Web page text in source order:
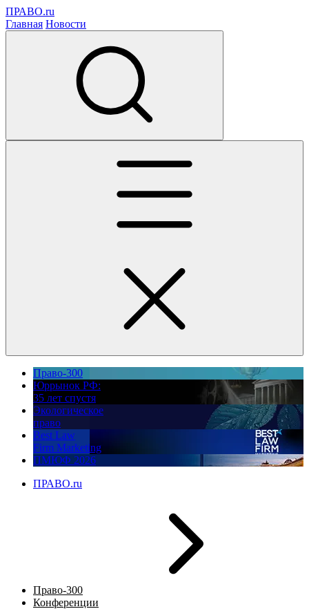
ПРАВО.ru
Главная Новости
Право-300
Юррынок РФ:
35 лет спустя
Экологическое
право
Best Law
Firm Marketing
ПМЮФ 2026
ПРАВО.ru
Право-300
Конференции